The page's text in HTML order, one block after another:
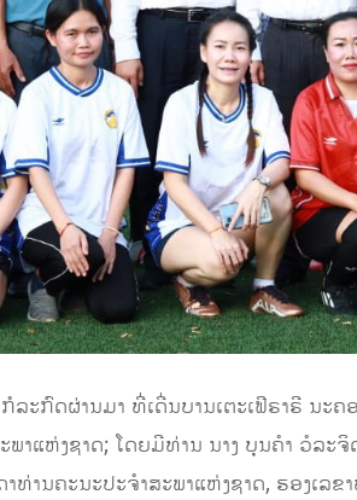
ະກົດຜ່ານມາ ທີ່ເດີ່ນບານເຕະເຟີຣາຣີ ນະ
າແຫ່ງຊາດ; ໂດຍມີທ່ານ ນາງ ບຸນຄຳ ວໍລະ
ທ່ານຄະນະປະຈຳສະພາແຫ່ງຊາດ, ຮອງເ